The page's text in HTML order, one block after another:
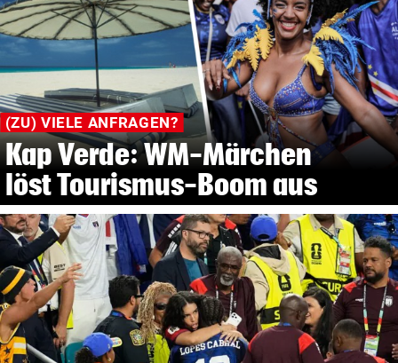
(ZU) VIELE ANFRAGEN?
Kap Verde: WM-Märchen
löst Tourismus-Boom aus